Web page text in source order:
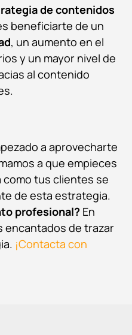
de contenidos
beneficiarte de un
, un aumento en el
y un mayor nivel de
al contenido
.
a aprovecharte
a que empieces
como tus clientes se
de esta estrategia.
profesional? En
encantados de trazar
¡Contacta con